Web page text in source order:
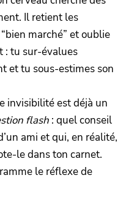
Il retient les
marché” et oublie
: tu sur-évalues
et tu sous-estimes son
invisibilité est déjà un
flash : quel conseil
ami et qui, en réalité,
le dans ton carnet.
le réflexe de